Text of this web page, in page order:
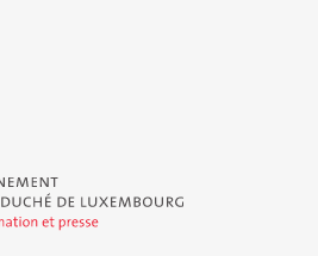
Duché de Luxembourg - Service